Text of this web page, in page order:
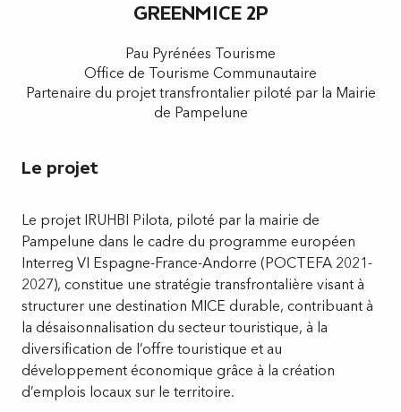
GREENMICE 2P
Pau Pyrénées Tourisme
Office de Tourisme Communautaire
Partenaire du projet transfrontalier piloté par la Mairie
de Pampelune
Le projet
Le projet IRUHBI Pilota, piloté par la mairie de
Pampelune dans le cadre du programme européen
Interreg VI Espagne-France-Andorre (POCTEFA 2021-
2027), constitue une stratégie transfrontalière visant à
structurer une destination MICE durable, contribuant à
la désaisonnalisation du secteur touristique, à la
diversification de l’offre touristique et au
développement économique grâce à la création
d’emplois locaux sur le territoire.